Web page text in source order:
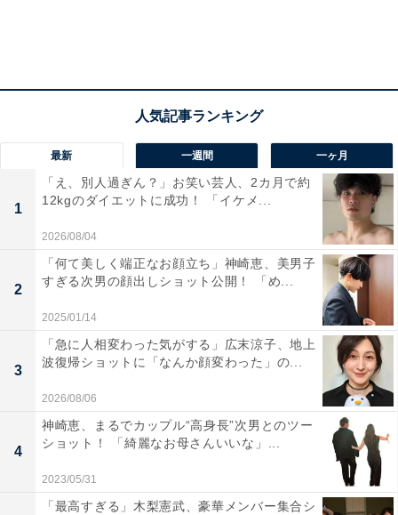
最新 一週間 一ヶ月
1
「え、別人過ぎん？」お笑い芸人、2カ月で約
12kgのダイエットに成功！ 「イケメ...
2026/08/04
2
「何て美しく端正なお顔立ち」神崎恵、美男子
すぎる次男の顔出しショット公開！ 「め...
2025/01/14
3
「急に人相変わった気がする」広末涼子、地上
波復帰ショットに「なんか顔変わった」の...
2026/08/06
4
神崎恵、まるでカップル“高身長”次男とのツー
ショット！ 「綺麗なお母さんいいな」...
2023/05/31
「最高すぎる」木梨憲武、豪華メンバー集合シ